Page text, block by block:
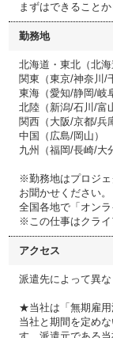
まずはできること
勤務地
北海道・東北（北
関東（東京/神奈川/
東海（愛知/静岡/岐
北陸（新潟/石川/富
関西（大阪/京都/兵
中国（広島/岡山）
九州（福岡/長崎/大
※勤務地はプロジェ
お聞かせください。
全国各地で「オン
※この仕事はクライ
アクセス
派遣先によって異な
★当社は「無期雇用
当社と期間を定め